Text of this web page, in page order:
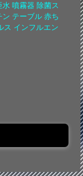
噴霧器 除菌ス
テーブル 赤ち
ス インフルエン